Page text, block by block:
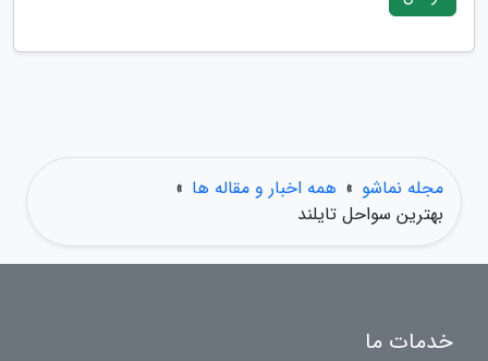
مجله نماشو » همه اخبار و مقاله ها »
بهترین سواحل تایلند
خدمات ما